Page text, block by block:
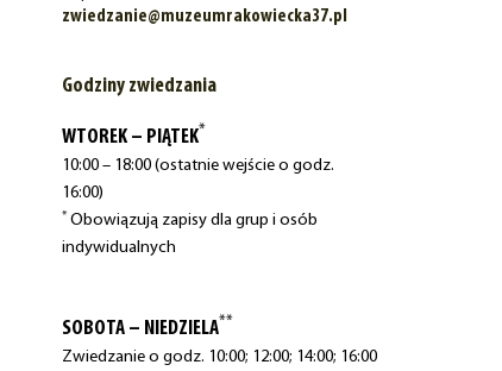
zwiedzanie@muzeumrakowiecka37.pl
Godziny zwiedzania
WTOREK – PIĄTEK*
10:00 – 18:00 (ostatnie wejście o godz.
16:00)
* Obowiązują zapisy dla grup i osób
indywidualnych
SOBOTA – NIEDZIELA**
Zwiedzanie o godz. 10:00; 12:00; 14:00; 16:00